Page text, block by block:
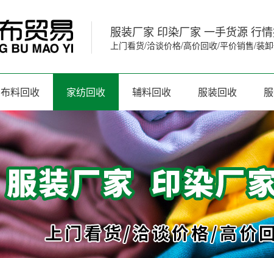
服装厂家 印染厂家 一手货源 行
上门看货/洽谈价格/高价回收/平价销售/装
布料回收 家纺回收 辅料回收 服装回收